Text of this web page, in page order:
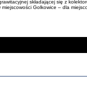
składającej się z
Golkowice – dla